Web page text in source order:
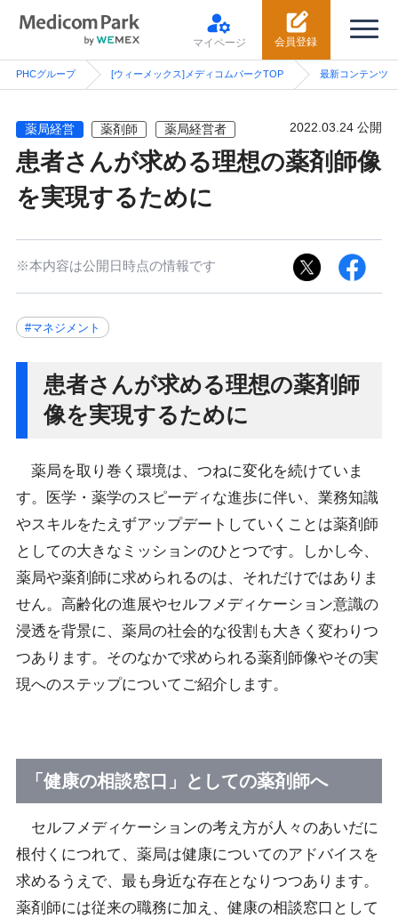
会員登録
マイページ
PHCグループ [ウィーメックス]メディコムパークTOP 最新コンテンツ
薬局経営 薬剤師 薬局経営者 2022.03.24 公開
患者さんが求める理想の薬剤師像
を実現するために
※本内容は公開日時点の情報です
#マネジメント
患者さんが求める理想の薬剤師
像を実現するために
薬局を取り巻く環境は、つねに変化を続けていま
す。医学・薬学のスピーディな進歩に伴い、業務知識
やスキルをたえずアップデートしていくことは薬剤師
としての大きなミッションのひとつです。しかし今、
薬局や薬剤師に求められるのは、それだけではありま
せん。高齢化の進展やセルフメディケーション意識の
浸透を背景に、薬局の社会的な役割も大きく変わりつ
つあります。そのなかで求められる薬剤師像やその実
現へのステップについてご紹介します。
「健康の相談窓口」としての薬剤師へ
セルフメディケーションの考え方が人々のあいだに
根付くにつれて、薬局は健康についてのアドバイスを
求めるうえで、最も身近な存在となりつつあります。
薬剤師には従来の職務に加え、健康の相談窓口として